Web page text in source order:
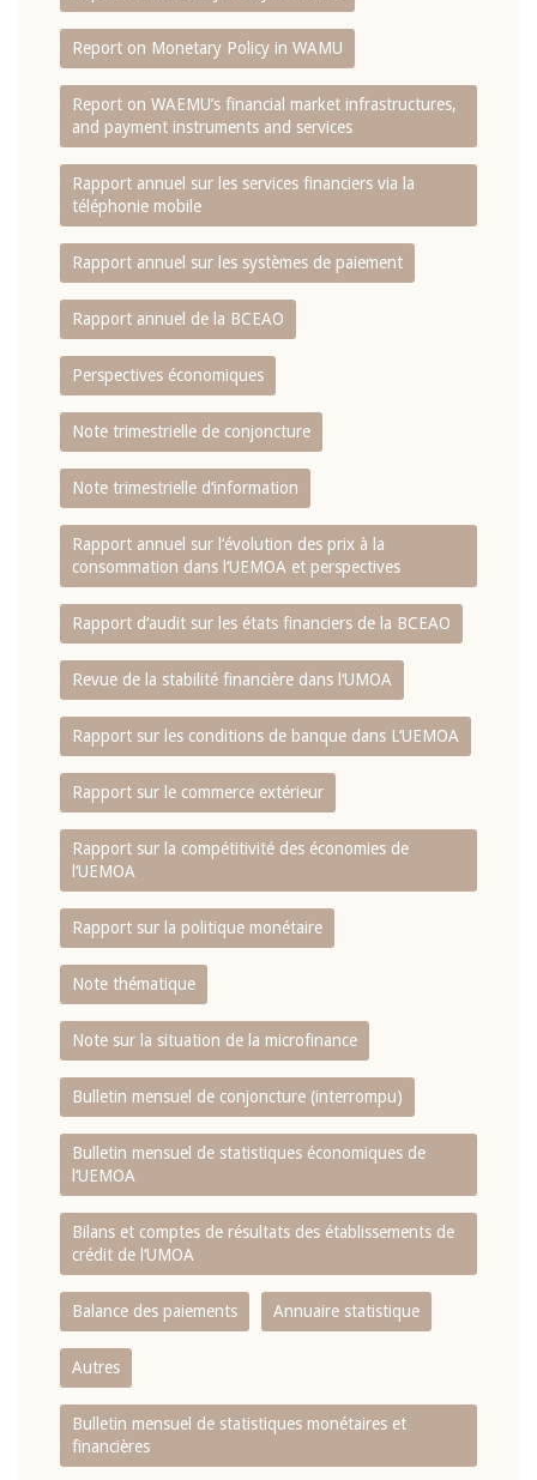
Report on Monetary Policy in WAMU
Report on WAEMU’s financial market infrastructures,
and payment instruments and services
Rapport annuel sur les services financiers via la
téléphonie mobile
Rapport annuel sur les systèmes de paiement
Rapport annuel de la BCEAO
Perspectives économiques
Note trimestrielle de conjoncture
Note trimestrielle d‘information
Rapport annuel sur l‘évolution des prix à la
consommation dans l‘UEMOA et perspectives
Rapport d‘audit sur les états financiers de la BCEAO
Revue de la stabilité financière dans l‘UMOA
Rapport sur les conditions de banque dans L‘UEMOA
Rapport sur le commerce extérieur
Rapport sur la compétitivité des économies de
l‘UEMOA
Rapport sur la politique monétaire
Note thématique
Note sur la situation de la microfinance
Bulletin mensuel de conjoncture (interrompu)
Bulletin mensuel de statistiques économiques de
l‘UEMOA
Bilans et comptes de résultats des établissements de
crédit de l‘UMOA
Balance des paiements Annuaire statistique
Autres
Bulletin mensuel de statistiques monétaires et
financières